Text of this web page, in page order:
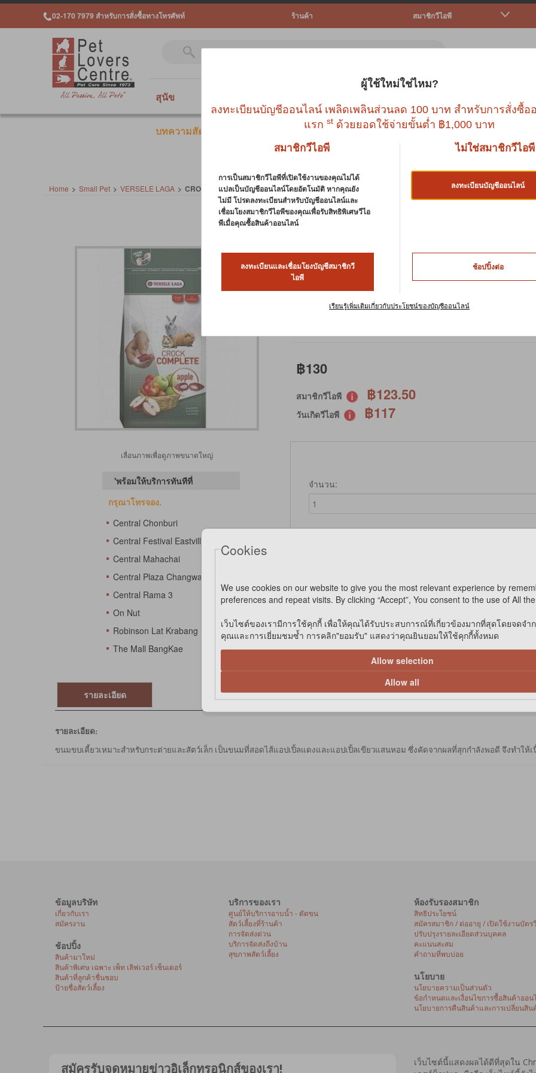
02-170 7979 สำหรับการสั่งซื้อทางโทรศัพท์ ร้านค้า สมาชิกวีไอพี
สุนัข
บทความสัตว์เลี้ยง
Home > Small Pet > VERSELE LAGA > CROCK COMPLETE APPLE RABBIT/GUEP 50G.
เลื่อนภาพเพื่อดูภาพขนาดใหญ่
'พร้อมให้บริการทันทีที่
กรุณาโทรจอง.
Central Chonburi
Central Festival Eastville
Central Mahachai
Central Plaza Changwattana
Central Rama 3
On Nut
Robinson Lat Krabang
The Mall BangKae
CROCK COMPLETE APPLE
หน่วยในการจัดเก็บสินค้า : RB-13023
฿130
สมาชิกวีไอพี ฿123.50
วันเกิดวีไอพี ฿117
จำนวน:
รายละเอียด
รายละเอียด:
ขนมขบเคี้ยวเหมาะสำหรับกระต่ายและสัตว์เล็ก เป็นขนมที่สอดไส้แอปเปิ้ลแดงและแอปเปิ้ลเขียวแสนหอม ซึ่งคัดจากผลที่สุกกำลังพอดี จึงทำใ
ข้อมูลบริษัท
เกี่ยวกับเรา
สมัครงาน
ช้อปปิ้ง
สินค้ามาใหม่
สินค้าพิเศษ เฉพาะ เพ็ท เลิฟเวอร์ เซ็นเตอร์
สินค้าที่ลูกค้าชื่นชอบ
ป้ายชื่อสัตว์เลี้ยง
บริการของเรา
ศูนย์ให้บริการอาบน้ำ - ตัดขน
สัตว์เลี้ยงที่ร้านค้า
การจัดส่งด่วน
บริการจัดส่งถึงบ้าน
สุขภาพสัตว์เลี้ยง
ห้องรับรองสมาชิก
สิทธิประโยชน์
สมัครสมาชิก / ต่ออายุ / เปิดใช้งานบัตร
ปรับปรุงรายละเอียดส่วนบุคคล
คะแนนสะสม
คำถามที่พบบ่อย
นโยบาย
นโยบายความเป็นส่วนตัว
ข้อกำหนดและเงื่อนไขการซื้อสินค้าออน
นโยบายการคืนสินค้าและการเปลี่ยนสิน
สมัครรับจดหมายข่าวอิเล็กทรอนิกส์ของเรา!
เว็บไซต์นี้แสดงผลได้ดีที่สุดใน
Cookies
We use cookies on our website to give you the most relevant experience by
preferences and repeat visits. By clicking “Accept”, You consent to the use of All
เว็บไซต์ของเรามีการใช้คุกกี้ เพื่อให้คุณได้รับประสบการณ์ที่เกี่ยวข้องมากที่สุดโดยจดจำ
คุณและการเยี่ยมชมซ้ำ การคลิก"ยอมรับ" แสดงว่าคุณยินยอมให้ใช้คุกกี้ทั้งหมด
Allow selection
Allow all
ผู้ใช้ใหม่ใช่ไหม?
ลงทะเบียนบัญชีออนไลน์ เพลิดเพลินส่วนลด 100 บาท สำหรับการสั่งซื้อ
แรก st ด้วยยอดใช้จ่ายขั้นต่ำ ฿1,000 บาท
สมาชิกวีไอพี ไม่ใช่สมาชิกวีไอพี
การเป็นสมาชิกวีไอพีที่เปิดใช้งานของคุณไม่ได้
แปลเป็นบัญชีออนไลน์โดยอัตโนมัติ หากคุณยัง
ไม่มี โปรดลงทะเบียนสำหรับบัญชีออนไลน์และ
เชื่อมโยงสมาชิกวีไอพีของคุณเพื่อรับสิทธิพิเศษวีไอ
พีเมื่อคุณซื้อสินค้าออนไลน์
ลงทะเบียนบัญชีออนไลน์
ลงทะเบียนและเชื่อมโยงบัญชีสมาชิกวี
ไอพี
ช้อปปิ้งต่อ
เรียนรู้เพิ่มเติมเกี่ยวกับประโยชน์ของบัญชีออนไลน์